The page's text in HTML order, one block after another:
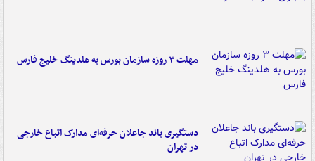
مهلت ۳ روزه سازمان بورس به هلدینگ خلیج فارس
دستگیری باند جاعلان حرفه‌ای مدارک اتباع خارجی
در تهران